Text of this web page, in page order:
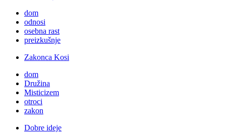
dom
odnosi
osebna rast
preizkušnje
Zakonca Kosi
dom
Družina
Misticizem
otroci
zakon
Dobre ideje